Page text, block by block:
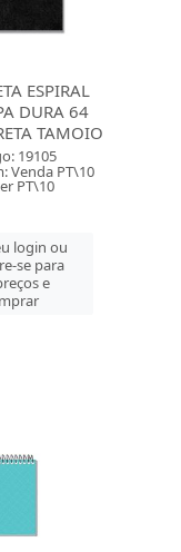
ESPIRAL
DURA 64
TAMOIO
19105
Venda PT\10
PT\10
login ou
se para
e